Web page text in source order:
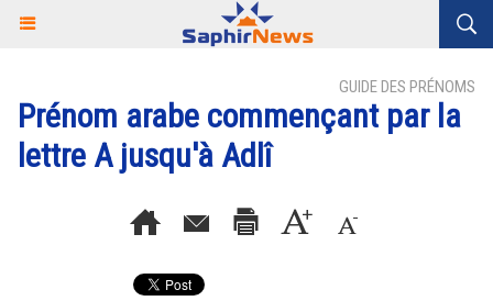
GUIDE DES PRÉNOMS
Prénom arabe commençant par la
lettre A jusqu'à Adlî